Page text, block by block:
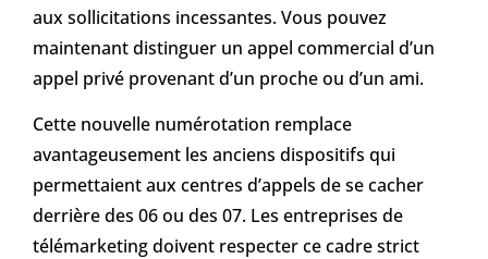
aux sollicitations incessantes. Vous pouvez
maintenant distinguer un appel commercial d’un
appel privé provenant d’un proche ou d’un ami.
Cette nouvelle numérotation remplace
avantageusement les anciens dispositifs qui
permettaient aux centres d’appels de se cacher
derrière des 06 ou des 07. Les entreprises de
télémarketing doivent respecter ce cadre strict